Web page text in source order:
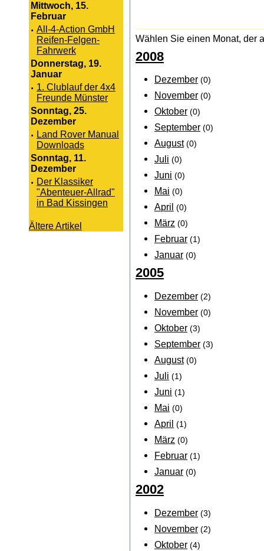
Mittwoch, 15.
Februar
· All-4-Action GmbH
Reifen-Felgen-
Fahrwerk
Donnerstag, 19.
Januar
· 1. Clublauf der 4x4
Freunde Münster
Sonntag, 25.
Dezember
· Land Rover Manual
Downloads
Sonntag, 11.
Dezember
· Der Klassiker
"Abenteuer-Allrad"
in Bad Kissingen
Ältere Artikel
Wählen Sie einen Monat, der
2008
Dezember (0)
November (0)
Oktober (0)
September (0)
August (0)
Juli (0)
Juni (0)
Mai (0)
April (0)
März (0)
Februar (1)
Januar (0)
2005
Dezember (2)
November (0)
Oktober (3)
September (3)
August (0)
Juli (1)
Juni (1)
Mai (0)
April (1)
März (0)
Februar (1)
Januar (0)
2002
Dezember (3)
November (2)
Oktober (4)